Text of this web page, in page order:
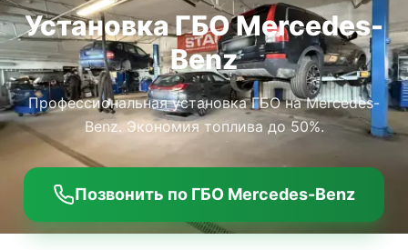
Установка ГБО Mercedes-
Benz
Профессиональная установка ГБО на Mercedes-
Benz. Экономия топлива до 50%.
Позвонить по ГБО Mercedes-Benz